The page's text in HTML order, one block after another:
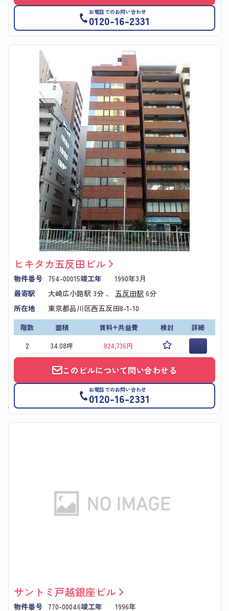
お電話でのお問い合わせ
0120-16-2331
ヒキタカ五反田ビル
物件番号 754-00015竣工年
1990年3月
最寄駅
大崎広小路駅 3分 、 五反田駅 6分
所在地
東京都品川区西五反田8-1-10
階数 面積 賃料+共益費 検討
詳細
2
34.08坪 824,736円
このビルについて問い合わせる
お電話でのお問い合わせ
0120-16-2331
サントミ戸越銀座ビル
物件番号 770-00046竣工年 1996年